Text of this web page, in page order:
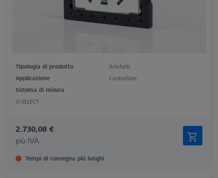
Tipologia di prodotto
Artefatti
Applicazione
Controllare
Sistema di misura
O-SELECT
2.730,08 €
più IVA
Tempi di consegna più lunghi